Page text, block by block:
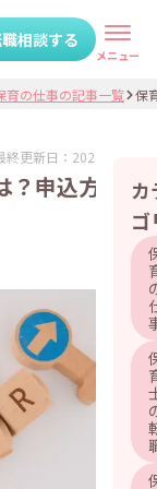
相談する
メニュー
カ
ゴ
育の仕事の記事一覧 保
終更新日： 2025.07.25
申込方法